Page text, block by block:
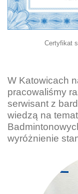
Certyfikat
W Katowicach
pracowaliśmy
serwisant z
wiedzą na
wyróżnienie